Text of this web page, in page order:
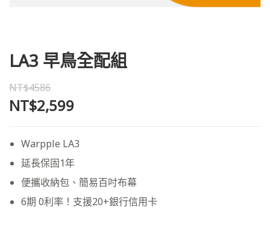
LA3 早鳥全配組
NT$4586
NT$2,599
Warpple LA3
延長保固1年
便攜收納包、簡易百吋布幕
6期 0利率！支援20+銀行信用卡